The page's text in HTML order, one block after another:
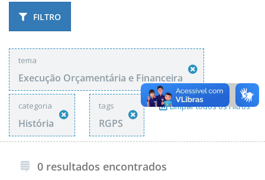
FILTRO
tema
Execução Orçamentária e Financeira
categoria
História
tags
RGPS
Limpar todos os Filtros
0 resultados encontrados